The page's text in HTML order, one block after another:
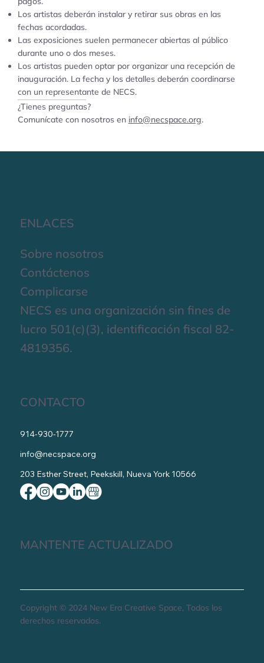
Los artistas deberán instalar y retirar sus obras en las
fechas acordadas.
Las exposiciones suelen permanecer abiertas al público
durante uno o dos meses.
Los artistas pueden optar por organizar una recepción de
inauguración. La fecha y los detalles deberán coordinarse
con un representante de NECS.
¿Tienes preguntas?
Comunícate con nosotros en info@necspace.org.
ENLACES
Sobre nosotros
Contáctenos
Complicarse
NECS es una organización sin fines de
lucro 501(c)(3), identificación fiscal 82-
4819356.
CONTACTO
914-930-1777
info@necspace.org
203 Esther Street, Peekskill, Nueva York 10566
MANTENTE ACTUALIZADO
Copyright © 2024 New Era Creative Space, Todos los
derechos reservados.